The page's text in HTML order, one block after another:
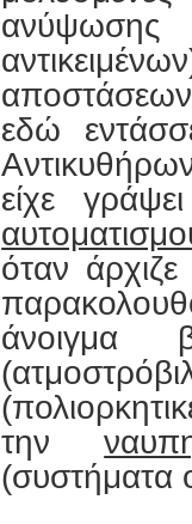
εδώ
είχε
όταν
την
(συστήματα